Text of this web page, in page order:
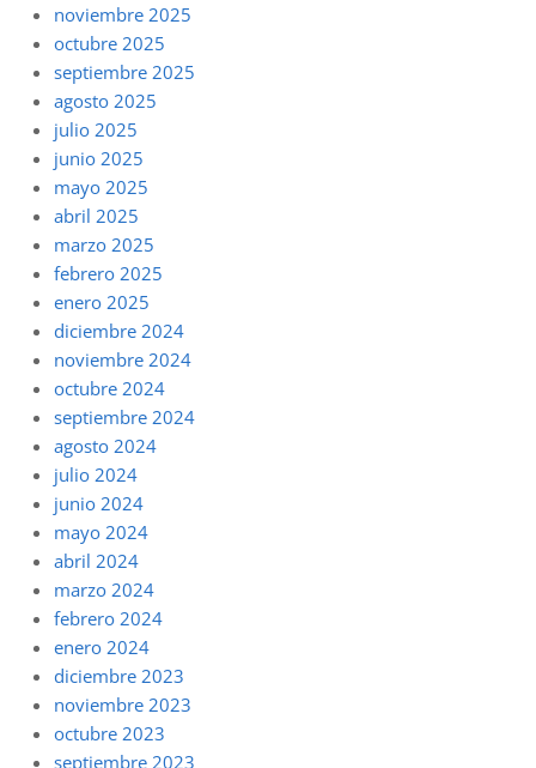
noviembre 2025
octubre 2025
septiembre 2025
agosto 2025
julio 2025
junio 2025
mayo 2025
abril 2025
marzo 2025
febrero 2025
enero 2025
diciembre 2024
noviembre 2024
octubre 2024
septiembre 2024
agosto 2024
julio 2024
junio 2024
mayo 2024
abril 2024
marzo 2024
febrero 2024
enero 2024
diciembre 2023
noviembre 2023
octubre 2023
septiembre 2023